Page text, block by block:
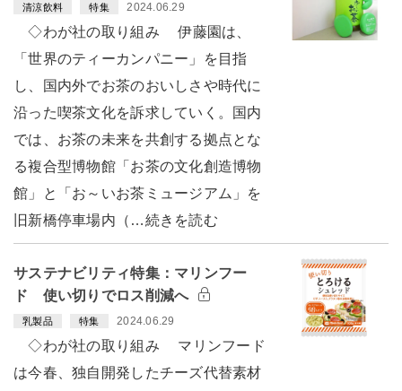
清涼飲料 特集 2024.06.29
◇わが社の取り組み 伊藤園は、
「世界のティーカンパニー」を目指
し、国内外でお茶のおいしさや時代に
沿った喫茶文化を訴求していく。国内
では、お茶の未来を共創する拠点とな
る複合型博物館「お茶の文化創造博物
館」と「お～いお茶ミュージアム」を
旧新橋停車場内（…続きを読む
サステナビリティ特集：マリンフー
ド 使い切りでロス削減へ
乳製品 特集 2024.06.29
◇わが社の取り組み マリンフード
は今春、独自開発したチーズ代替素材